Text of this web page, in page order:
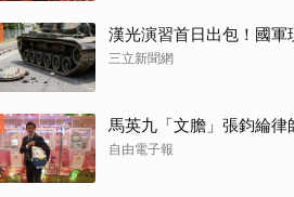
漢光演習首日出包！國
三立新聞網
馬英九「文膽」張鈞綸律
自由電子報